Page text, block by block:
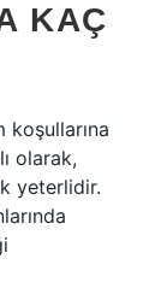
KAÇ
koşullarına
olarak,
yeterlidir.